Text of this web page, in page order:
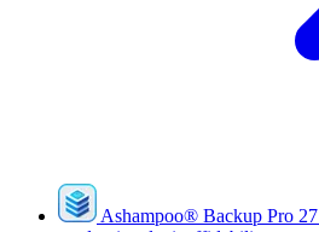
Ashampoo® Backup Pro 27